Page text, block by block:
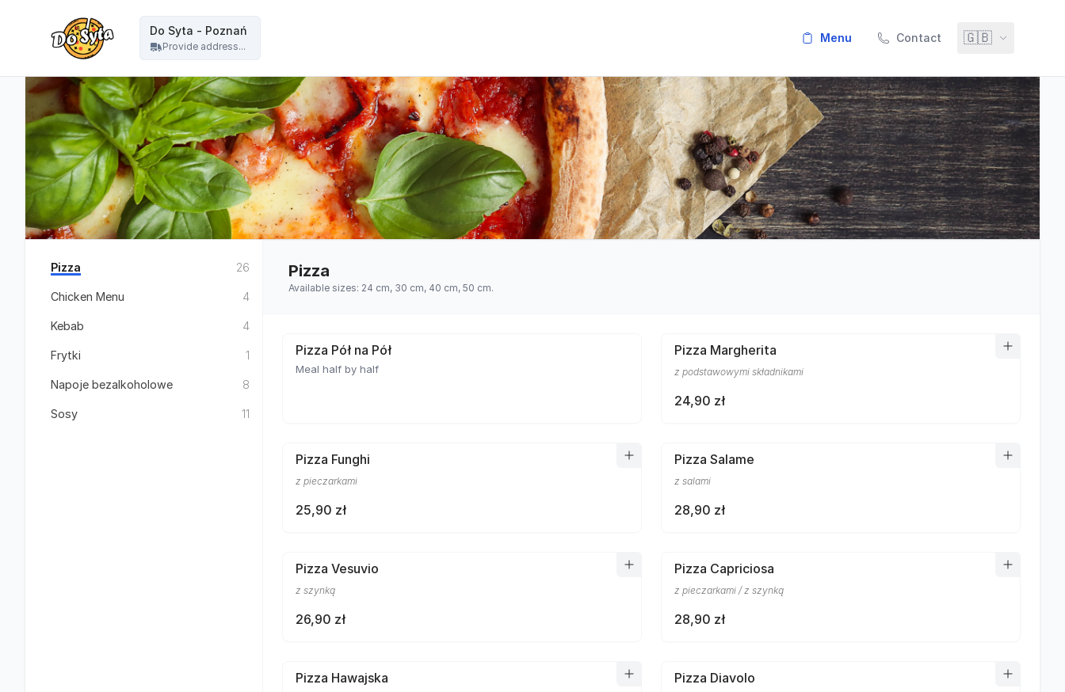
Do Syta - Poznań
Provide address...
menu Contact 🇬🇧
Pizza 26
Chicken Menu 4
Kebab 4
Frytki 1
Napoje bezalkoholowe 8
Sosy 11
Pizza
Available sizes: 24 cm, 30 cm, 40 cm, 50 cm.
Pizza Pół na Pół
Meal half by half
Pizza Margherita
z podstawowymi składnikami
24,90 zł
Pizza Funghi
z pieczarkami
25,90 zł
Pizza Salame
z salami
28,90 zł
Pizza Vesuvio
z szynką
26,90 zł
Pizza Capriciosa
z pieczarkami / z szynką
28,90 zł
Pizza Hawajska Pizza Diavolo